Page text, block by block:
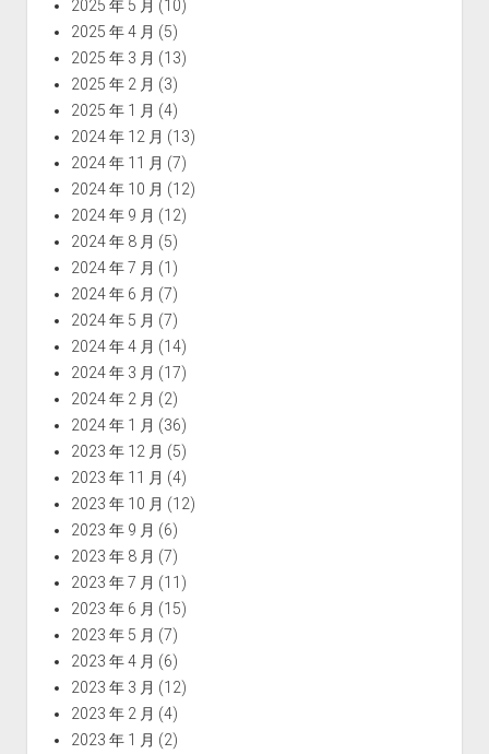
2025 年 5 月 (10)
2025 年 4 月 (5)
2025 年 3 月 (13)
2025 年 2 月 (3)
2025 年 1 月 (4)
2024 年 12 月 (13)
2024 年 11 月 (7)
2024 年 10 月 (12)
2024 年 9 月 (12)
2024 年 8 月 (5)
2024 年 7 月 (1)
2024 年 6 月 (7)
2024 年 5 月 (7)
2024 年 4 月 (14)
2024 年 3 月 (17)
2024 年 2 月 (2)
2024 年 1 月 (36)
2023 年 12 月 (5)
2023 年 11 月 (4)
2023 年 10 月 (12)
2023 年 9 月 (6)
2023 年 8 月 (7)
2023 年 7 月 (11)
2023 年 6 月 (15)
2023 年 5 月 (7)
2023 年 4 月 (6)
2023 年 3 月 (12)
2023 年 2 月 (4)
2023 年 1 月 (2)